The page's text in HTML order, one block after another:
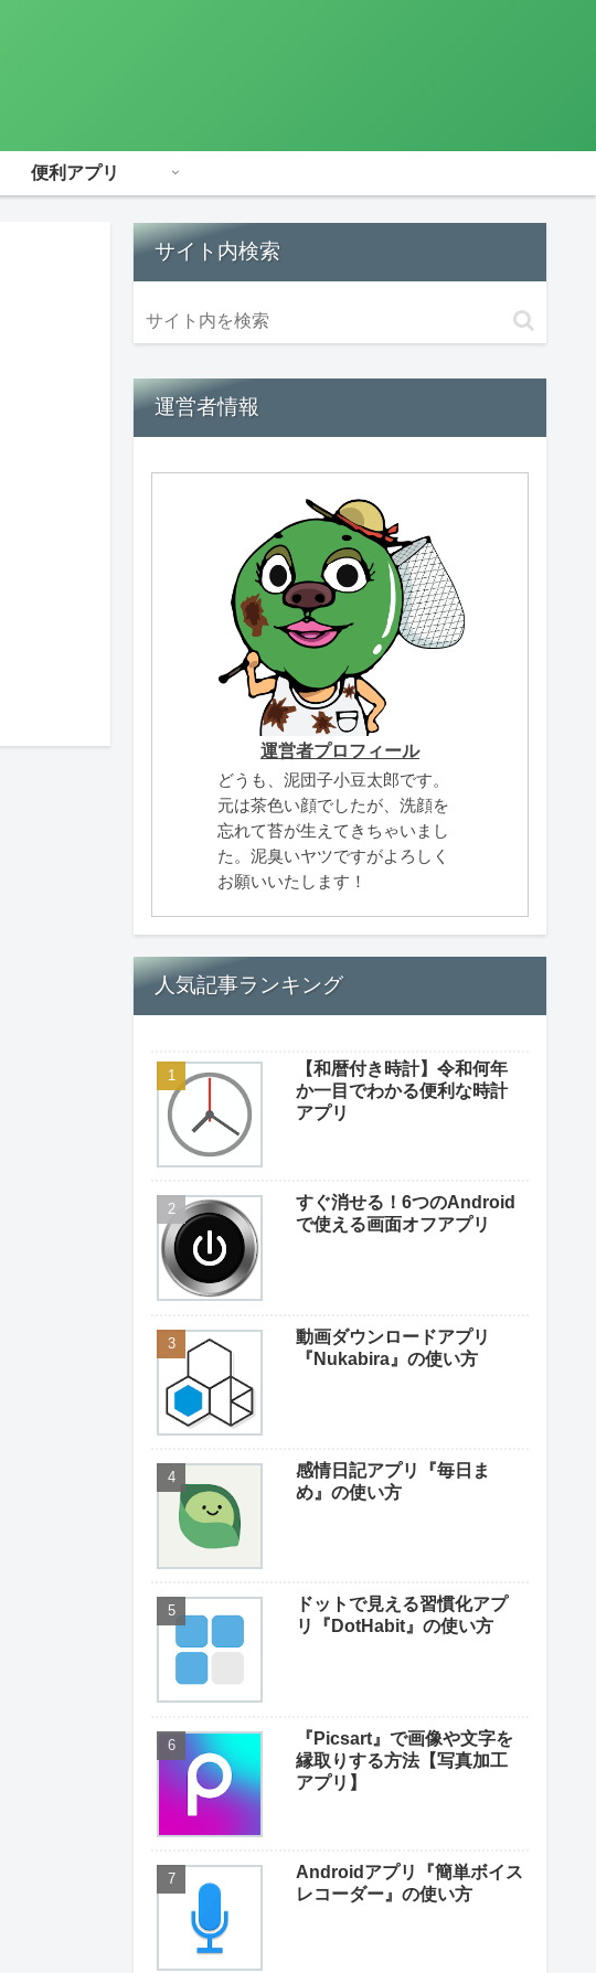
便利アプリ
サイト内検索
運営者情報
運営者プロフィール
どうも、泥団子小豆太郎です。
元は茶色い顔でしたが、洗顔を
忘れて苔が生えてきちゃいまし
た。泥臭いヤツですがよろしく
お願いいたします！
人気記事ランキング
【和暦付き時計】令和何年
か一目でわかる便利な時計
アプリ
すぐ消せる！6つのAndroid
で使える画面オフアプリ
動画ダウンロードアプリ
『Nukabira』の使い方
感情日記アプリ『毎日ま
め』の使い方
ドットで見える習慣化アプ
リ『DotHabit』の使い方
『Picsart』で画像や文字を
縁取りする方法【写真加工
アプリ】
Androidアプリ『簡単ボイス
レコーダー』の使い方